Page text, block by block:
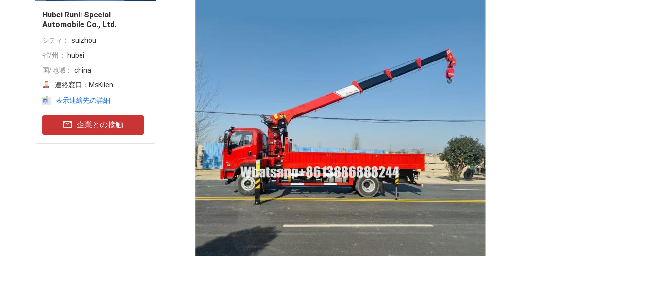
Hubei Runli Special
Automobile Co., Ltd.
シティ：
suizhou
省/州：
hubei
国/地域：
china
連絡窓口： MsKilen
表示連絡先の詳細
企業との接触